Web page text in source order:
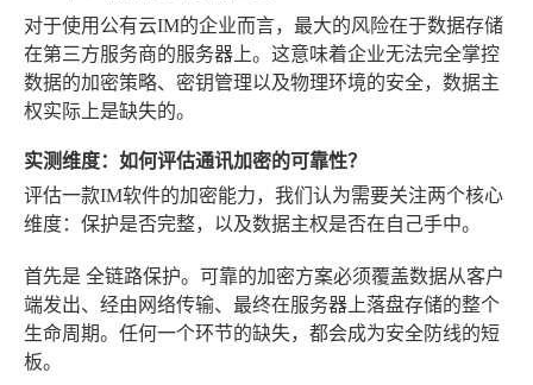
对于使用公有云IM的企业而言，最大的风险在于数据存储
在第三方服务商的服务器上。这意味着企业无法完全掌控
数据的加密策略、密钥管理以及物理环境的安全，数据主
权实际上是缺失的。
实测维度：如何评估通讯加密的可靠性？
评估一款IM软件的加密能力，我们认为需要关注两个核心
维度：保护是否完整，以及数据主权是否在自己手中。
首先是 全链路保护。可靠的加密方案必须覆盖数据从客户
端发出、经由网络传输、最终在服务器上落盘存储的整个
生命周期。任何一个环节的缺失，都会成为安全防线的短
板。